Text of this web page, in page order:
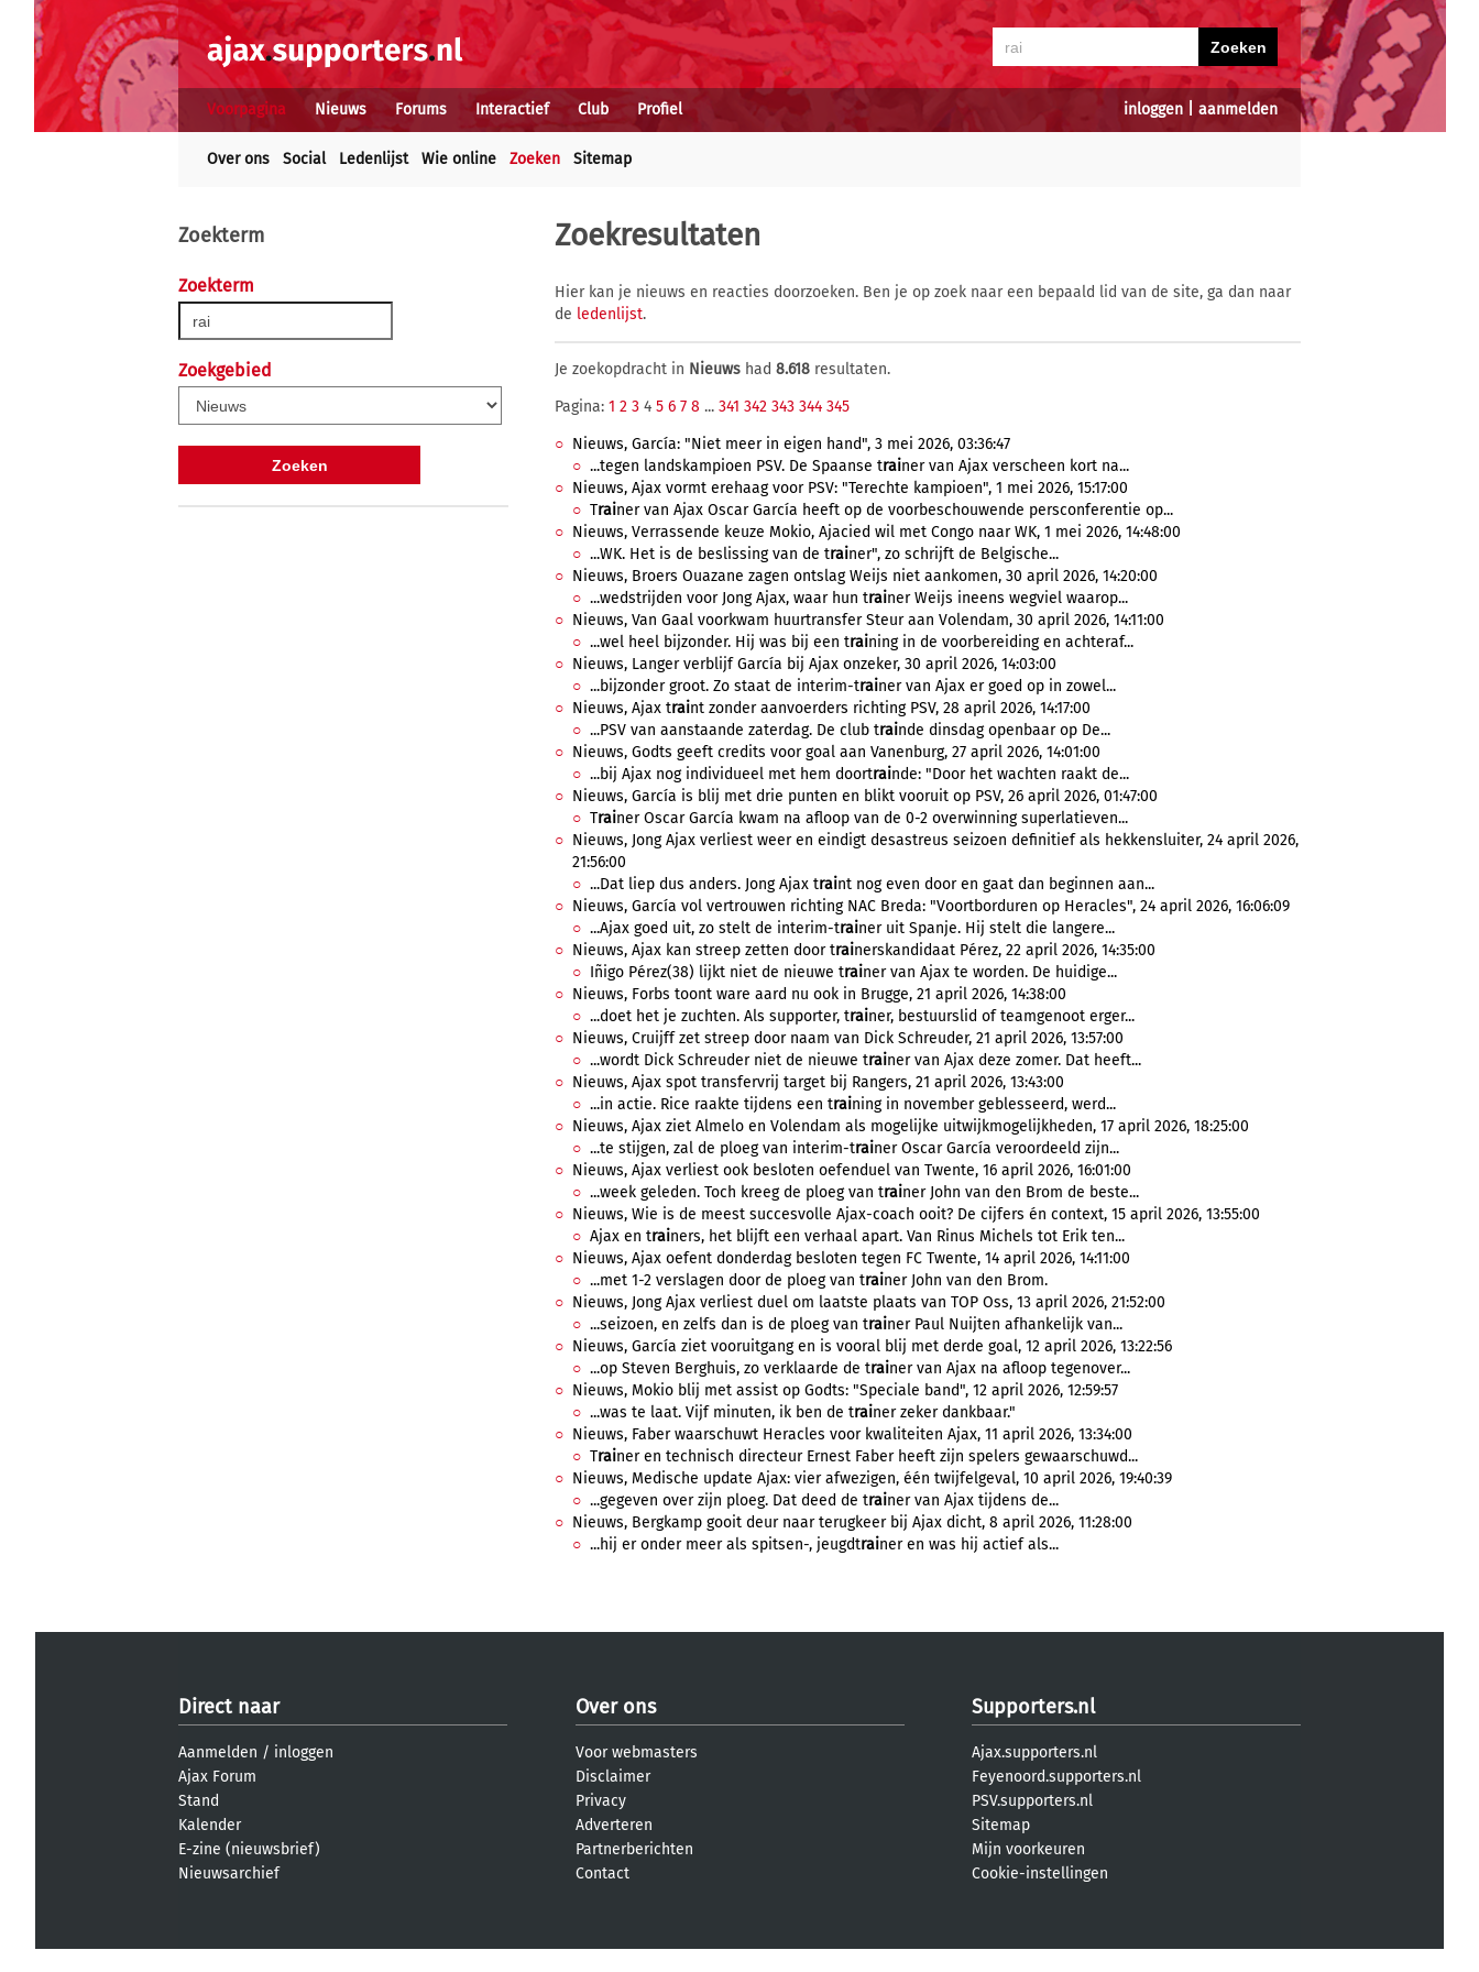
inloggen aanmelden
Voorpagina Nieuws Forums Interactief Club Profiel
Over ons Social Ledenlijst Wie online Zoeken Sitemap
Zoekterm
Zoekterm
Zoekgebied
Zoekresultaten
Hier kan je nieuws en reacties doorzoeken. Ben je op zoek naar een bepaald lid van de site, ga dan naar
de ledenlijst.
Je zoekopdracht in Nieuws had 8.618 resultaten.
Pagina: 1 2 3 4 5 6 7 8 ... 341 342 343 344 345
Nieuws, García: "Niet meer in eigen hand", 3 mei 2026, 03:36:47
...tegen landskampioen PSV. De Spaanse trainer van Ajax verscheen kort na...
Nieuws, Ajax vormt erehaag voor PSV: "Terechte kampioen", 1 mei 2026, 15:17:00
Trainer van Ajax Oscar García heeft op de voorbeschouwende persconferentie op...
Nieuws, Verrassende keuze Mokio, Ajacied wil met Congo naar WK, 1 mei 2026, 14:48:00
...WK. Het is de beslissing van de trainer", zo schrijft de Belgische...
Nieuws, Broers Ouazane zagen ontslag Weijs niet aankomen, 30 april 2026, 14:20:00
...wedstrijden voor Jong Ajax, waar hun trainer Weijs ineens wegviel waarop...
Nieuws, Van Gaal voorkwam huurtransfer Steur aan Volendam, 30 april 2026, 14:11:00
...wel heel bijzonder. Hij was bij een training in de voorbereiding en achteraf...
Nieuws, Langer verblijf García bij Ajax onzeker, 30 april 2026, 14:03:00
...bijzonder groot. Zo staat de interim-trainer van Ajax er goed op in zowel...
Nieuws, Ajax traint zonder aanvoerders richting PSV, 28 april 2026, 14:17:00
...PSV van aanstaande zaterdag. De club trainde dinsdag openbaar op De...
Nieuws, Godts geeft credits voor goal aan Vanenburg, 27 april 2026, 14:01:00
...bij Ajax nog individueel met hem doortrainde: "Door het wachten raakt de...
Nieuws, García is blij met drie punten en blikt vooruit op PSV, 26 april 2026, 01:47:00
Trainer Oscar García kwam na afloop van de 0-2 overwinning superlatieven...
Nieuws, Jong Ajax verliest weer en eindigt desastreus seizoen definitief als hekkensluiter, 24 april 2026,
21:56:00
...Dat liep dus anders. Jong Ajax traint nog even door en gaat dan beginnen aan...
Nieuws, García vol vertrouwen richting NAC Breda: "Voortborduren op Heracles", 24 april 2026, 16:06:09
...Ajax goed uit, zo stelt de interim-trainer uit Spanje. Hij stelt die langere...
Nieuws, Ajax kan streep zetten door trainerskandidaat Pérez, 22 april 2026, 14:35:00
Iñigo Pérez(38) lijkt niet de nieuwe trainer van Ajax te worden. De huidige...
Nieuws, Forbs toont ware aard nu ook in Brugge, 21 april 2026, 14:38:00
...doet het je zuchten. Als supporter, trainer, bestuurslid of teamgenoot erger...
Nieuws, Cruijff zet streep door naam van Dick Schreuder, 21 april 2026, 13:57:00
...wordt Dick Schreuder niet de nieuwe trainer van Ajax deze zomer. Dat heeft...
Nieuws, Ajax spot transfervrij target bij Rangers, 21 april 2026, 13:43:00
...in actie. Rice raakte tijdens een training in november geblesseerd, werd...
Nieuws, Ajax ziet Almelo en Volendam als mogelijke uitwijkmogelijkheden, 17 april 2026, 18:25:00
...te stijgen, zal de ploeg van interim-trainer Oscar García veroordeeld zijn...
Nieuws, Ajax verliest ook besloten oefenduel van Twente, 16 april 2026, 16:01:00
...week geleden. Toch kreeg de ploeg van trainer John van den Brom de beste...
Nieuws, Wie is de meest succesvolle Ajax-coach ooit? De cijfers én context, 15 april 2026, 13:55:00
Ajax en trainers, het blijft een verhaal apart. Van Rinus Michels tot Erik ten...
Nieuws, Ajax oefent donderdag besloten tegen FC Twente, 14 april 2026, 14:11:00
...met 1-2 verslagen door de ploeg van trainer John van den Brom.
Nieuws, Jong Ajax verliest duel om laatste plaats van TOP Oss, 13 april 2026, 21:52:00
...seizoen, en zelfs dan is de ploeg van trainer Paul Nuijten afhankelijk van...
Nieuws, García ziet vooruitgang en is vooral blij met derde goal, 12 april 2026, 13:22:56
...op Steven Berghuis, zo verklaarde de trainer van Ajax na afloop tegenover...
Nieuws, Mokio blij met assist op Godts: "Speciale band", 12 april 2026, 12:59:57
...was te laat. Vijf minuten, ik ben de trainer zeker dankbaar."
Nieuws, Faber waarschuwt Heracles voor kwaliteiten Ajax, 11 april 2026, 13:34:00
Trainer en technisch directeur Ernest Faber heeft zijn spelers gewaarschuwd...
Nieuws, Medische update Ajax: vier afwezigen, één twijfelgeval, 10 april 2026, 19:40:39
...gegeven over zijn ploeg. Dat deed de trainer van Ajax tijdens de...
Nieuws, Bergkamp gooit deur naar terugkeer bij Ajax dicht, 8 april 2026, 11:28:00
...hij er onder meer als spitsen-, jeugdtrainer en was hij actief als...
Direct naar
Aanmelden / inloggen
Ajax Forum
Stand
Kalender
E-zine (nieuwsbrief)
Nieuwsarchief
Over ons
Voor webmasters
Disclaimer
Privacy
Adverteren
Partnerberichten
Contact
Supporters.nl
Ajax.supporters.nl
Feyenoord.supporters.nl
PSV.supporters.nl
Sitemap
Mijn voorkeuren
Cookie-instellingen